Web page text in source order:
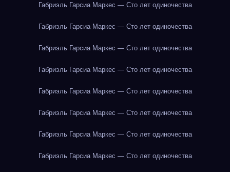
Габриэль Гарсиа Маркес — Сто лет одиночества
Габриэль Гарсиа Маркес — Сто лет одиночества
Габриэль Гарсиа Маркес — Сто лет одиночества
Габриэль Гарсиа Маркес — Сто лет одиночества
Габриэль Гарсиа Маркес — Сто лет одиночества
Габриэль Гарсиа Маркес — Сто лет одиночества
Габриэль Гарсиа Маркес — Сто лет одиночества
Габриэль Гарсиа Маркес — Сто лет одиночества